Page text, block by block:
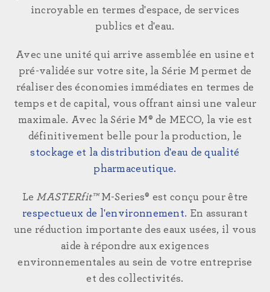
incroyable en termes d'espace, de services
publics et d'eau.
Avec une unité qui arrive assemblée en usine et
pré-validée sur votre site, la Série M permet de
réaliser des économies immédiates en termes de
temps et de capital, vous offrant ainsi une valeur
maximale. Avec la Série M® de MECO, la vie est
définitivement belle pour la production, le
stockage et la distribution d'eau de qualité
pharmaceutique.
Le MASTERfit™M-Series® est conçu pour être
respectueux de l'environnement. En assurant
une réduction importante des eaux usées, il vous
aide à répondre aux exigences
environnementales au sein de votre entreprise
et des collectivités.